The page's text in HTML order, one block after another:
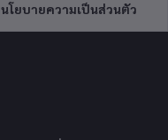
นโยบายความเป็นส่วนตัว